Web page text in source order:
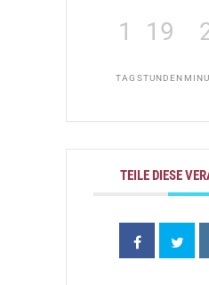
1
TAG
19
STUNDEN
TEILE DIESE